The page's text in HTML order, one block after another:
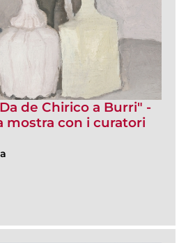
de Chirico a Burri" -
mostra con i curatori